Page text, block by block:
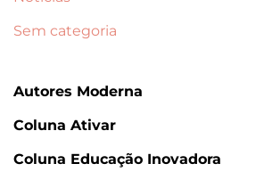
Sem categoria
Autores Moderna
Coluna Ativar
Coluna Educação Inovadora